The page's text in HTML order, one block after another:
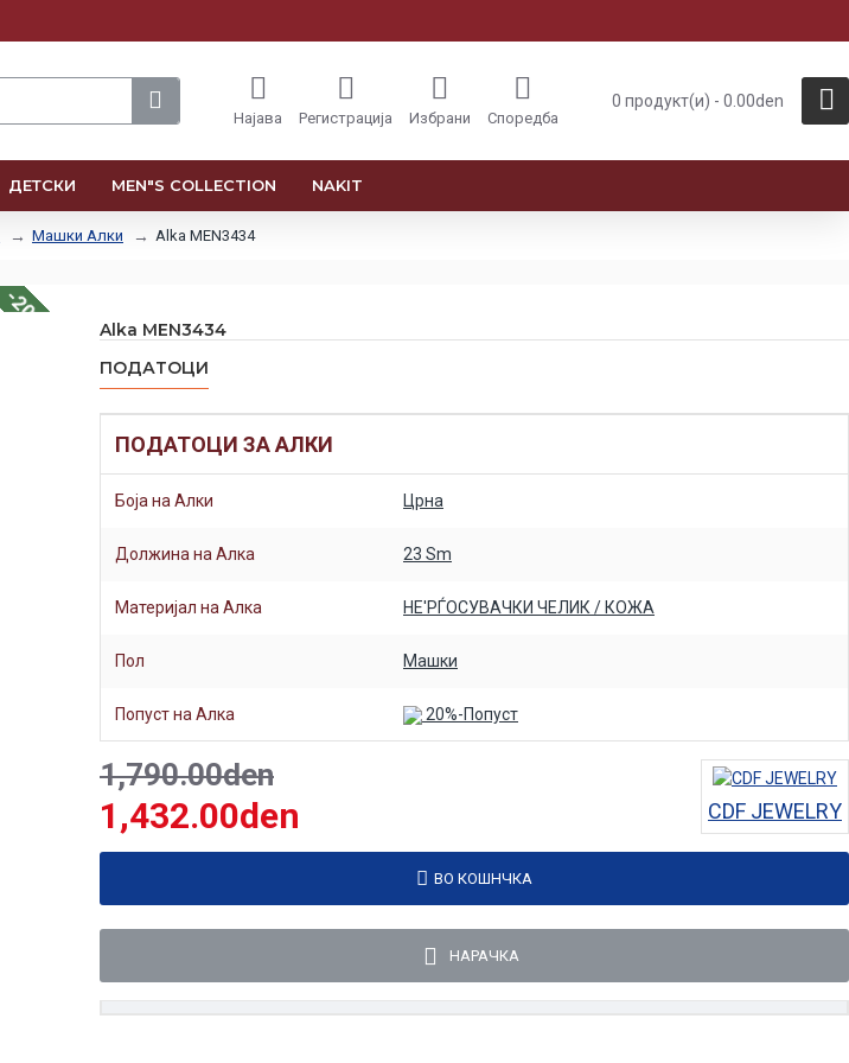
Најава Регистрација Избрани Споредба
0 продукт(и) - 0.00den
ДЕТСКИ MEN"S COLLECTION NAKIT
Машки Алки Alka MEN3434
-20 %
Alka MEN3434
ПОДАТОЦИ
ПОДАТОЦИ ЗА АЛКИ
Боја на Алки Црна
Должина на Алка 23 Sm
Материјал на Алка НЕ'РЃОСУВАЧКИ ЧЕЛИК / КОЖА
Пол Машки
Попуст на Алка 20%-Попуст
1,790.00den
1,432.00den CDF JEWELRY
ВО КОШНЧКА
НАРАЧКА